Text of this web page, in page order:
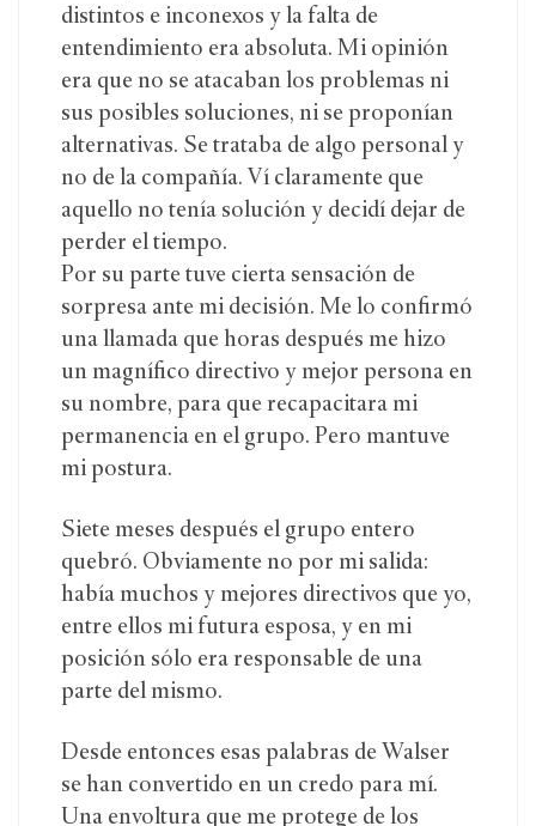
distintos e inconexos y la falta de
entendimiento era absoluta. Mi opinión
era que no se atacaban los problemas ni
sus posibles soluciones, ni se proponían
alternativas. Se trataba de algo personal y
no de la compañía. Ví claramente que
aquello no tenía solución y decidí dejar de
perder el tiempo.
Por su parte tuve cierta sensación de
sorpresa ante mi decisión. Me lo confirmó
una llamada que horas después me hizo
un magnífico directivo y mejor persona en
su nombre, para que recapacitara mi
permanencia en el grupo. Pero mantuve
mi postura.
Siete meses después el grupo entero
quebró. Obviamente no por mi salida:
había muchos y mejores directivos que yo,
entre ellos mi futura esposa, y en mi
posición sólo era responsable de una
parte del mismo.
Desde entonces esas palabras de Walser
se han convertido en un credo para mí.
Una envoltura que me protege de los